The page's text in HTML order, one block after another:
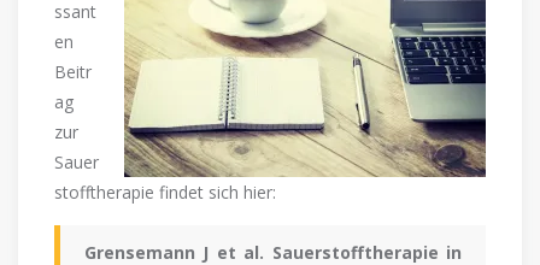
ssant
en
Beitr
ag
zur
Sauer
stofftherapie findet sich hier:
Grensemann J et al. Sauerstofftherapie in